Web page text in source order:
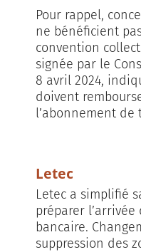
Pour rappel,
ne bénéficient
convention
signée par le
8 avril 2024,
doivent
l’abonnement de
Letec
Letec a simplifié
préparer
bancaire.
suppression des